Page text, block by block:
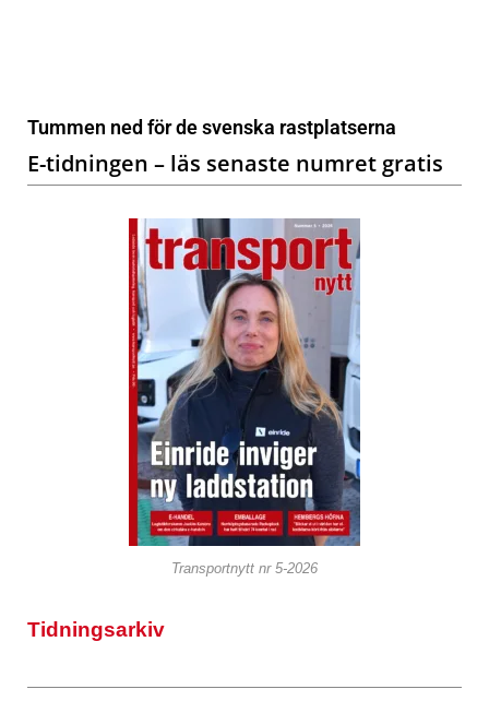
Tummen ned för de svenska rastplatserna
E-tidningen – läs senaste numret gratis
Transportnytt nr 5-2026
Tidningsarkiv